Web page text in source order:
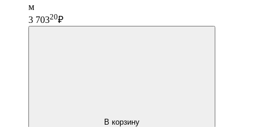
м
3 70320₽
В корзину